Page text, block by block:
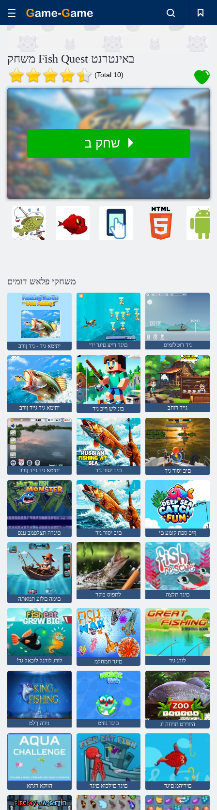
משחק Fish Quest באינטרנט
(Total 10)
משחקי פלאש דומים
יתימא גיד - גיד ןורב םיגד דייצ םיגד ירי גיד רוטלומיס
יתימא גיד גייד ןורב בונ לש ףיכ גיד גייד רוחב
יתימא גיד גייד ןורב םיב יסור גיד םיב יסור גיד
םיגדה תצלפמב עגפ םיב יסור גיד ףיכ ספת קומע םי
םימה םלוע תמאתה
לתפוס בוקר םיגד תלצה
!לודג לודגל לוכאל גד םיגד תמחלמ לודג גיד
גידה ךלמ םיגד גוזימ היווירט תויחה ןג
הווקא רגתא םיגד םילכוא םיגד םיריהמ םיגד